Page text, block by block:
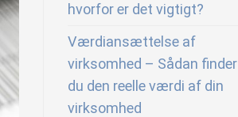
hvorfor er det vigtigt?
Værdiansættelse af
virksomhed – Sådan finder
du den reelle værdi af din
virksomhed